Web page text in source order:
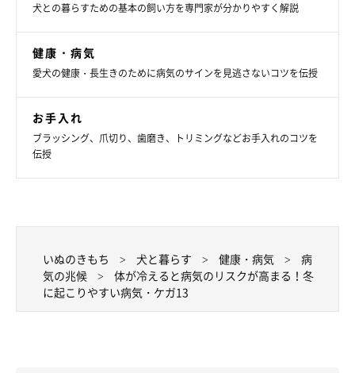
⑦ケンネルコフ→人のカゼに似た症状が出る
ウイルス性の感染症
に至ることも。
乾燥する冬に多く、ワクチン接種で予防できます。
犬との暮らすための基本の飼い方を専門家が分かりやすく解説
健康・病気
愛犬の健康・長生きのために病気のサインを見逃さないコツを伝授
お手入れ
ブラッシング、爪切り、歯磨き、トリミングなどお手入れのコツを
伝授
いぬのきもち 犬と暮らす 健康・病気
病
気の兆候
体が冷えると病気のリスクが高まる！冬
に起こりやすい病気・ケガ13